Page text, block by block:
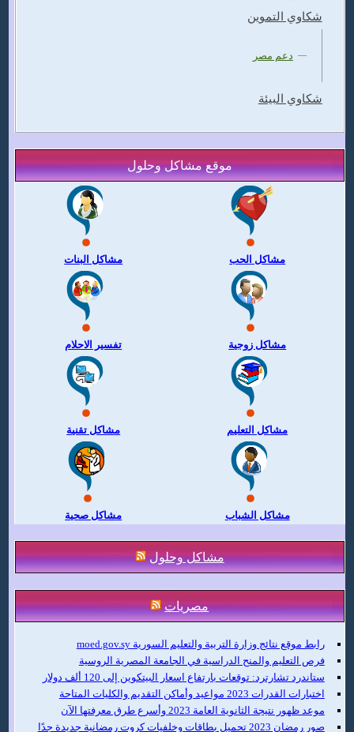
شكاوي التموين
دعم مصر
شكاوي البيئة
موقع مشاكل وحلول
مشاكل البنات مشاكل الحب
تفسير الاحلام مشاكل زوجية
مشاكل تقنية مشاكل التعليم
مشاكل صحية مشاكل الشباب
مشاكل وحلول
مصريات
رابط موقع نتائج وزارة التربية والتعليم السورية moed.gov.sy
فرص التعليم والمنح الدراسية في الجامعة المصرية الروسية
ستاندرد تشارترد: توقعات بارتفاع اسعار البيتكوين إلى 120 ألف دولار
اختبارات القدرات 2023 مواعيد وأماكن التقديم والكليات المتاحة
موعد ظهور نتيجة الثانوية العامة 2023 وأسرع طرق معرفتها الآن
صور رمضان 2023 تحميل بطاقات وخلفيات كروت رمضانية جديدة جدًا